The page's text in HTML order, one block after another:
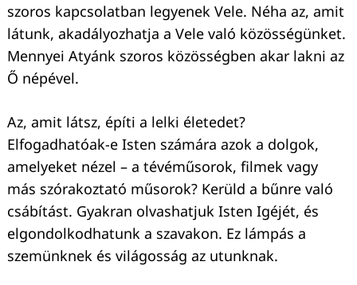
szoros kapcsolatban legyenek Vele. Néha az, amit
látunk, akadályozhatja a Vele való közösségünket.
Mennyei Atyánk szoros közösségben akar lakni az
Ő népével.
Az, amit látsz, építi a lelki életedet?
Elfogadhatóak-e Isten számára azok a dolgok,
amelyeket nézel – a tévéműsorok, filmek vagy
más szórakoztató műsorok? Kerüld a bűnre való
csábítást. Gyakran olvashatjuk Isten Igéjét, és
elgondolkodhatunk a szavakon. Ez lámpás a
szemünknek és világosság az utunknak.